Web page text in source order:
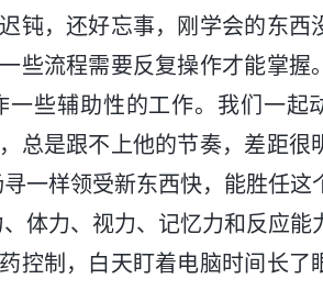
钝，还好忘事，刚学会的东西
些流程需要反复操作才能掌握
些辅助性的工作。我们一起
总是跟不上他的节奏，差距很
一样领受新东西快，能胜任这
体力、视力、记忆力和反应能
控制，白天盯着电脑时间长了